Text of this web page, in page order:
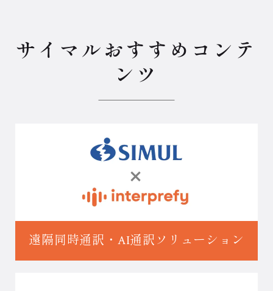
サイマルおすすめコンテ
ンツ
遠隔同時通訳・ AI通訳ソリューション